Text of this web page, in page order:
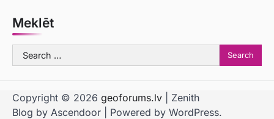
Meklēt
Search
for:
Copyright © 2026 geoforums.lv | Zenith
Blog by Ascendoor | Powered by WordPress.